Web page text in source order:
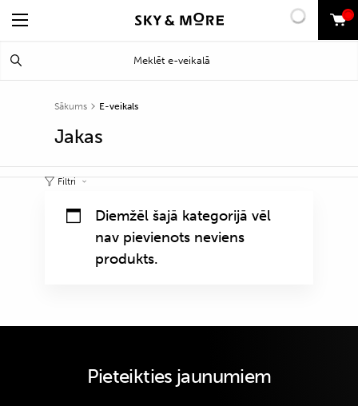
0
Sākums E-veikals
Jakas
Filtri
Diemžēl šajā kategorijā vēl
nav pievienots neviens
produkts.
Pieteikties jaunumiem